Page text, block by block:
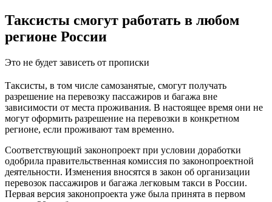
Таксисты смогут работать в любом
регионе России
Это не будет зависеть от прописки
Таксисты, в том числе самозанятые, смогут получать
разрешение на перевозку пассажиров и багажа вне
зависимости от места проживания. В настоящее время они не
могут оформить разрешение на перевозки в конкретном
регионе, если проживают там временно.
Соответствующий законопроект при условии доработки
одобрила правительственная комиссия по законопроектной
деятельности. Изменения вносятся в закон об организации
перевозок пассажиров и багажа легковым такси в России.
Первая версия законопроекта уже была принята в первом